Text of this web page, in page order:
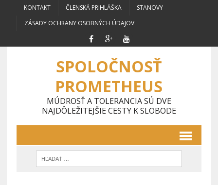
KONTAKT ČLENSKÁ PRIHLÁŠKA
STANOVY
ZÁSADY OCHRANY OSOBNÝCH ÚDAJOV
SPOLOČNOSŤ
PROMETHEUS
MÚDROSŤ A TOLERANCIA SÚ DVE
NAJDÔLEŽITEJŠIE CESTY K SLOBODE